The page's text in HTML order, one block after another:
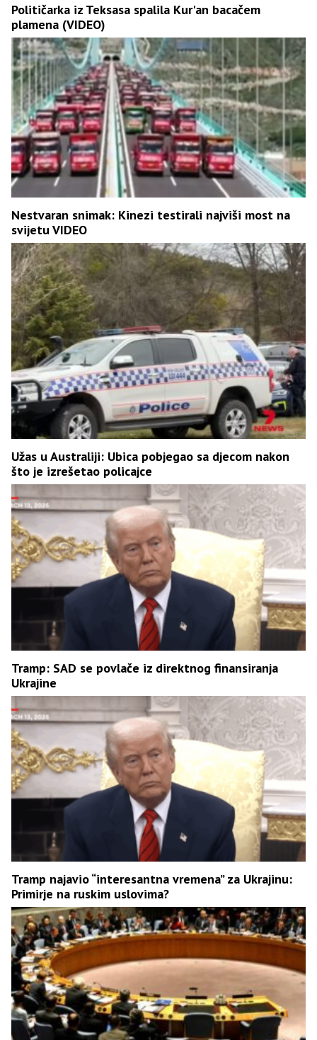
Političarka iz Teksasa spalila Kur'an bacačem
plamena (VIDEO)
Nestvaran snimak: Kinezi testirali najviši most na
svijetu VIDEO
Užas u Australiji: Ubica pobjegao sa djecom nakon
što je izrešetao policajce
Tramp: SAD se povlače iz direktnog finansiranja
Ukrajine
Tramp najavio “interesantna vremena” za Ukrajinu:
Primirje na ruskim uslovima?